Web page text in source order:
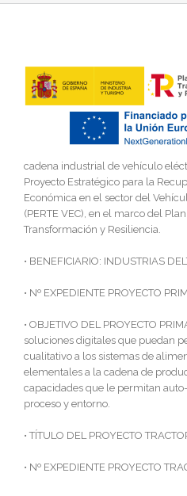
cadena industrial de vehículo
Proyecto Estratégico para la
Económica en el sector del
(PERTE VEC), en el marco del
Transformación y Resiliencia.
• BENEFICIARIO: INDUSTRIAS
• Nº EXPEDIENTE PROYECTO
• OBJETIVO DEL PROYECTO
soluciones digitales que puedan
cualitativo a los sistemas de
elementales a la cadena de
capacidades que le permitan
proceso y entorno.
• TÍTULO DEL PROYECTO
• Nº EXPEDIENTE PROYECTO